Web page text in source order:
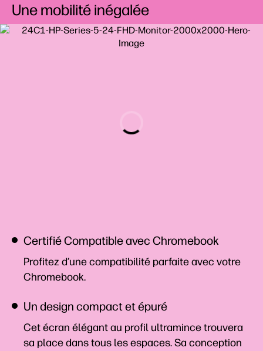
Une mobilité inégalée
Certifié Compatible avec Chromebook
Profitez d’une compatibilité parfaite avec votre
Chromebook.
Un design compact et épuré
Cet écran élégant au profil ultramince trouvera
sa place dans tous les espaces. Sa conception